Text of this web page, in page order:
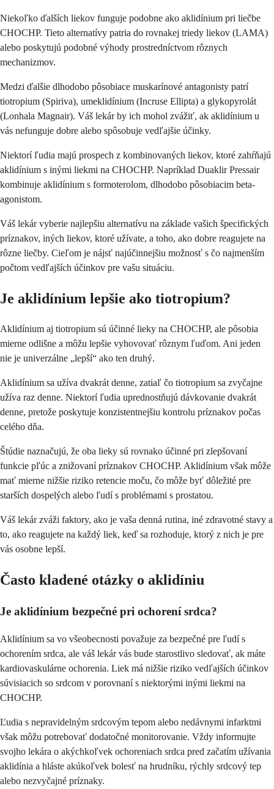
Niekoľko ďalších liekov funguje podobne ako aklidínium pri liečbe
CHOCHP. Tieto alternatívy patria do rovnakej triedy liekov (LAMA)
alebo poskytujú podobné výhody prostredníctvom rôznych
mechanizmov.
Medzi ďalšie dlhodobo pôsobiace muskarínové antagonisty patrí
tiotropium (Spiriva), umeklidínium (Incruse Ellipta) a glykopyrolát
(Lonhala Magnair). Váš lekár by ich mohol zvážiť, ak aklidínium u
vás nefunguje dobre alebo spôsobuje vedľajšie účinky.
Niektorí ľudia majú prospech z kombinovaných liekov, ktoré zahŕňajú
aklidínium s inými liekmi na CHOCHP. Napríklad Duaklir Pressair
kombinuje aklidínium s formoterolom, dlhodobo pôsobiacim beta-
agonistom.
Váš lekár vyberie najlepšiu alternatívu na základe vašich špecifických
príznakov, iných liekov, ktoré užívate, a toho, ako dobre reagujete na
rôzne liečby. Cieľom je nájsť najúčinnejšiu možnosť s čo najmenším
počtom vedľajších účinkov pre vašu situáciu.
Je aklidínium lepšie ako tiotropium?
Aklidínium aj tiotropium sú účinné lieky na CHOCHP, ale pôsobia
mierne odlišne a môžu lepšie vyhovovať rôznym ľuďom. Ani jeden
nie je univerzálne „lepší“ ako ten druhý.
Aklidínium sa užíva dvakrát denne, zatiaľ čo tiotropium sa zvyčajne
užíva raz denne. Niektorí ľudia uprednostňujú dávkovanie dvakrát
denne, pretože poskytuje konzistentnejšiu kontrolu príznakov počas
celého dňa.
Štúdie naznačujú, že oba lieky sú rovnako účinné pri zlepšovaní
funkcie pľúc a znižovaní príznakov CHOCHP. Aklidínium však môže
mať mierne nižšie riziko retencie moču, čo môže byť dôležité pre
starších dospelých alebo ľudí s problémami s prostatou.
Váš lekár zváži faktory, ako je vaša denná rutina, iné zdravotné stavy a
to, ako reagujete na každý liek, keď sa rozhoduje, ktorý z nich je pre
vás osobne lepší.
Často kladené otázky o aklidíniu
Je aklidínium bezpečné pri ochorení srdca?
Aklidínium sa vo všeobecnosti považuje za bezpečné pre ľudí s
ochorením srdca, ale váš lekár vás bude starostlivo sledovať, ak máte
kardiovaskulárne ochorenia. Liek má nižšie riziko vedľajších účinkov
súvisiacich so srdcom v porovnaní s niektorými inými liekmi na
CHOCHP.
Ľudia s nepravidelným srdcovým tepom alebo nedávnymi infarktmi
však môžu potrebovať dodatočné monitorovanie. Vždy informujte
svojho lekára o akýchkoľvek ochoreniach srdca pred začatím užívania
aklidínia a hláste akúkoľvek bolesť na hrudníku, rýchly srdcový tep
alebo nezvyčajné príznaky.